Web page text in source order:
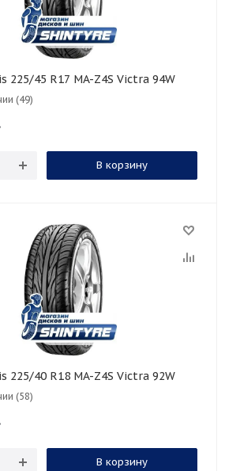
Maxxis 225/45 R17 MA-Z4S Victra 94W
(49)
В корзину
Maxxis 225/40 R18 MA-Z4S Victra 92W
(58)
В корзину